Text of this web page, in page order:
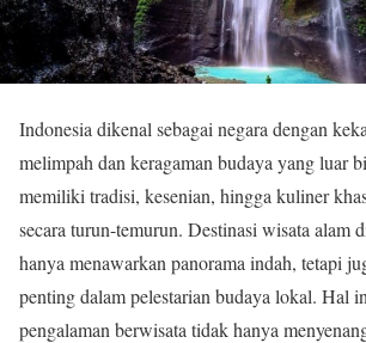
Indonesia dikenal sebagai negara dengan
melimpah dan keragaman budaya yang luar
memiliki tradisi, kesenian, hingga kuliner
secara turun-temurun. Destinasi wisata alam
hanya menawarkan panorama indah, tetapi
penting dalam pelestarian budaya lokal. Hal
pengalaman berwisata tidak hanya